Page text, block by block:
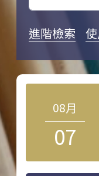
進階檢索
08月
07